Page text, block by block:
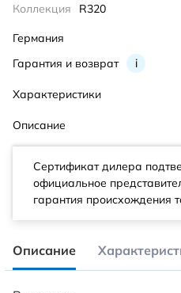
Гарантия и возврат i
Коллекция R320
Германия
Характеристики
Описание
Сертификат дилера
официальное
гарантия происхождения
Описание